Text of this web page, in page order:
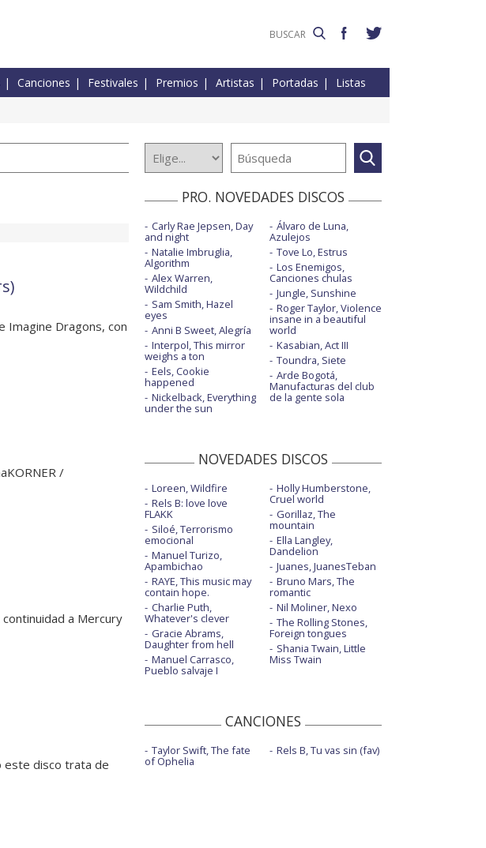
Canciones Festivales Premios Artistas Portadas Listas
Imagine Dragons, con
/
a Mercury
este disco trata de
PRO. NOVEDADES DISCOS
Carly Rae Jepsen, Day
and night
Natalie Imbruglia,
Algorithm
Alex Warren,
Wildchild
Sam Smith, Hazel
eyes
Anni B Sweet, Alegría
Interpol, This mirror
weighs a ton
Eels, Cookie
happened
Nickelback, Everything
under the sun
Álvaro de Luna,
Azulejos
Tove Lo, Estrus
Los Enemigos,
Canciones chulas
Jungle, Sunshine
Roger Taylor, Violence
insane in a beautiful
world
Kasabian, Act III
Toundra, Siete
Arde Bogotá,
Manufacturas del club
de la gente sola
NOVEDADES DISCOS
Loreen, Wildfire
Rels B: love love
FLAKK
Siloé, Terrorismo
emocional
Manuel Turizo,
Apambichao
RAYE, This music may
contain hope.
Charlie Puth,
Whatever's clever
Gracie Abrams,
Daughter from hell
Manuel Carrasco,
Pueblo salvaje I
Holly Humberstone,
Cruel world
Gorillaz, The
mountain
Ella Langley,
Dandelion
Juanes, JuanesTeban
Bruno Mars, The
romantic
Nil Moliner, Nexo
The Rolling Stones,
Foreign tongues
Shania Twain, Little
Miss Twain
CANCIONES
Taylor Swift, The fate
of Ophelia
Rels B, Tu vas sin (fav)